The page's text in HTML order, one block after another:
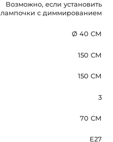
Возможно, если установить
лампочки с диммированием
Ø 40 СМ
150 СМ
150 СМ
3
70 СМ
E27